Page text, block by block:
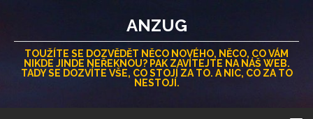
ANZUG
TOUŽÍTE SE DOZVĚDĚT NĚCO NOVÉHO, NĚCO, CO VÁM
NIKDE JINDE NEŘEKNOU? PAK ZAVÍTEJTE NA NÁŠ WEB.
TADY SE DOZVÍTE VŠE, CO STOJÍ ZA TO. A NIC, CO ZA TO
NESTOJÍ.